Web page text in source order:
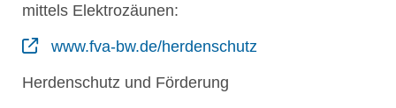
mittels Elektrozäunen:
www.fva-bw.de/herdenschutz
Herdenschutz und Förderung